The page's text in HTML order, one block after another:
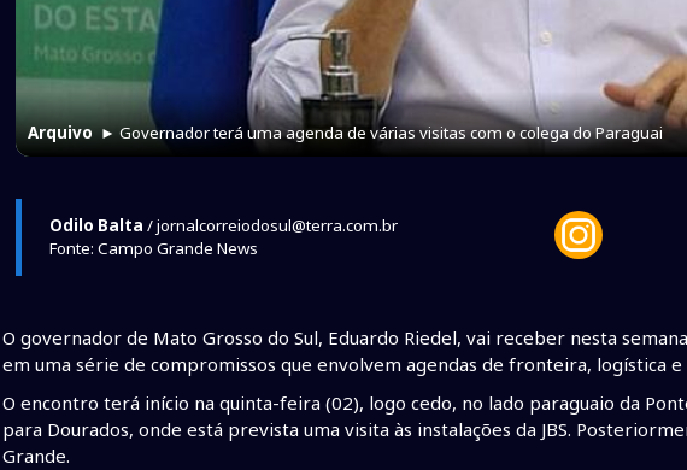
Arquivo ► Governador terá uma agenda de várias visitas com o colega do Paraguai
Odilo Balta / jornalcorreiodosul@terra.com.br
Fonte: Campo Grande News
O governador de Mato Grosso do Sul, Eduardo Riedel, vai receber nesta
em uma série de compromissos que envolvem agendas de fronteira, logística
O encontro terá início na quinta-feira (02), logo cedo, no lado paraguaio da
para Dourados, onde está prevista uma visita às instalações da JBS.
Grande.